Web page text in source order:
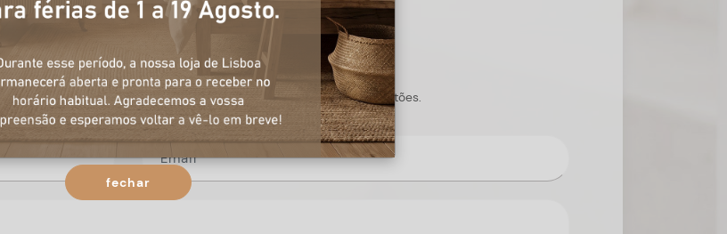
+ informações
curto espaço de tempo, temos respostas para todas as suas questões.
fechar